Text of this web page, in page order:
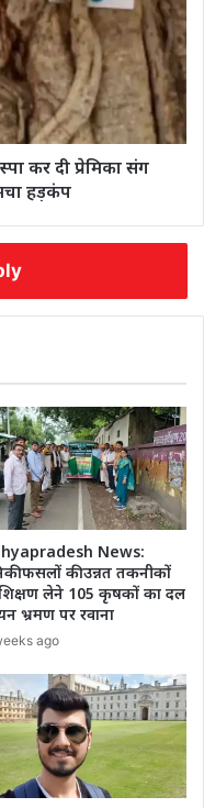
कर दी प्रेमिका संग
हड़कंप
News:
फसलों की उन्नत तकनीकों
लेने 105 कृषकों का दल
भ्रमण पर रवाना
ago